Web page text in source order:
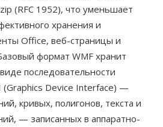
(RFC 1952), что уменьшает
хранения и
Office, веб-страницы и
формат WMF хранит
последовательности
(Graphics Device Interface) —
кривых, полигонов, текста и
— записанных в аппаратно-